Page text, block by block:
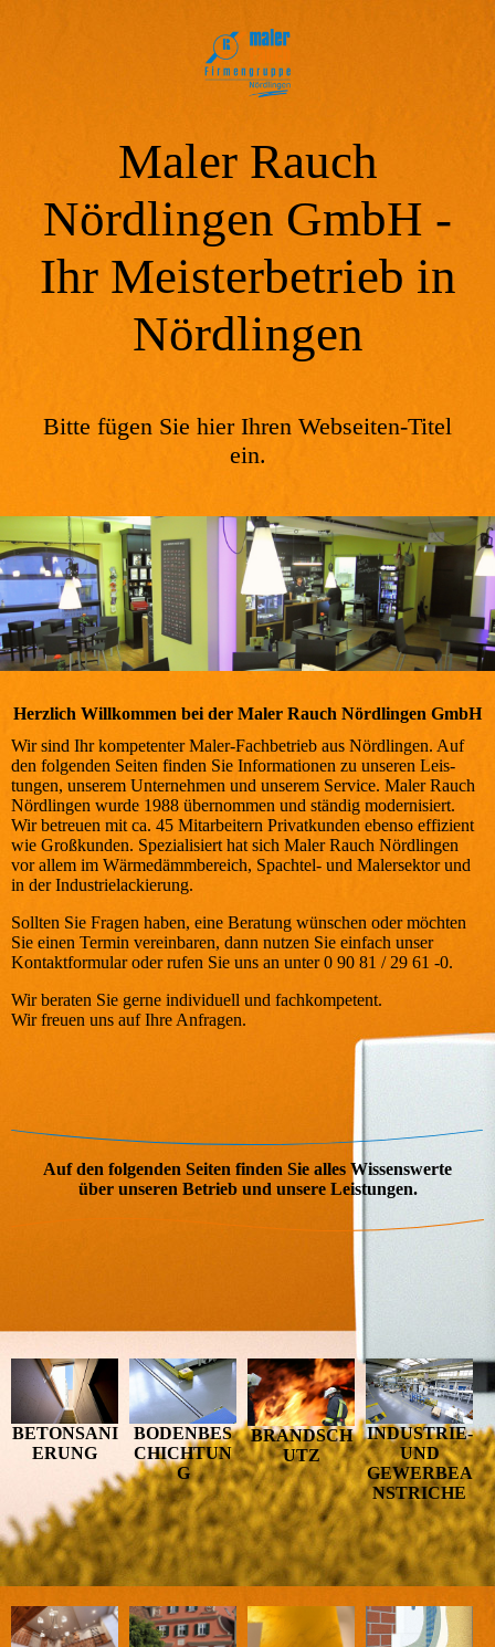
Maler Rauch
Nördlingen GmbH -
Ihr Meisterbetrieb in
Nördlingen
Bitte fügen Sie hier Ihren Webseiten-Titel
ein.
Herzlich Willkommen bei der Maler Rauch Nördlingen GmbH
Wir sind Ihr kompetenter Maler-Fachbetrieb aus Nörd­lingen. Auf
den folgenden Seiten finden Sie Informationen zu unseren Leis­
tungen, unserem Unternehmen und unse­rem Service. Maler Rauch
Nördlingen wurde 1988 über­nommen und ständig moder­nisiert.
Wir betreuen mit ca. 45 Mit­arbeitern Privatkunden ebenso effizient
wie Groß­kunden. Spezialisiert hat sich Maler Rauch Nördlingen
vor allem im Wärme­dämmbereich, Spachtel- und Maler­sektor und
in der Industrie­lackierung.
Sollten Sie Fragen haben, eine Beratung wünschen oder möchten
Sie einen Termin verein­baren, dann nutzen Sie einfach unser
Kontakt­formular oder rufen Sie uns an unter 0 90 81 / 29 61 -0.
Wir beraten Sie gerne individuell und fach­kompetent.
Wir freuen uns auf Ihre Anfragen.
Auf den folgenden Seiten finden Sie alles Wissenswerte
über unseren Betrieb und unsere Leistungen.
BETONSANI
ERUNG
BODENBES
CHICHTUN
G
BRANDSCH
UTZ
INDUSTRIE-
UND
GEWERBEA
NSTRICHE